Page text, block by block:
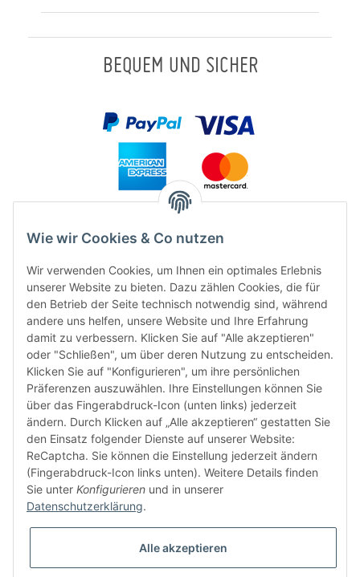
BEQUEM UND SICHER
FÜR EUCH UNTERWEGS
Vertrag widerrufen
Wie wir Cookies & Co nutzen
Wir verwenden Cookies, um Ihnen ein optimales Erlebnis
unserer Website zu bieten. Dazu zählen Cookies, die für
den Betrieb der Seite technisch notwendig sind, während
andere uns helfen, unsere Website und Ihre Erfahrung
damit zu verbessern. Klicken Sie auf "Alle akzeptieren"
oder "Schließen", um über deren Nutzung zu entscheiden.
Klicken Sie auf "Konfigurieren", um ihre persönlichen
Präferenzen auszuwählen. Ihre Einstellungen können Sie
über das Fingerabdruck-Icon (unten links) jederzeit
ändern. Durch Klicken auf „Alle akzeptieren“ gestatten Sie
den Einsatz folgender Dienste auf unserer Website:
ReCaptcha. Sie können die Einstellung jederzeit ändern
(Fingerabdruck-Icon links unten). Weitere Details finden
Sie unter Konfigurieren und in unserer
Datenschutzerklärung.
Alle akzeptieren